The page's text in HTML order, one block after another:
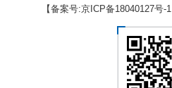
【备案号:京ICP备18040127号-1